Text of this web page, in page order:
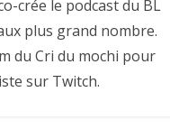
crée le podcast du BL
plus grand nombre.
du Cri du mochi pour
sur Twitch.